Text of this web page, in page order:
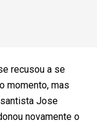
recusou a se
momento, mas
Jose
novamente o